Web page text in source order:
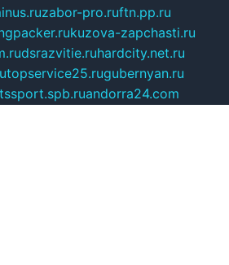
zabor-pro.ruftn.pp.ru
kuzova-zapchasti.ru
dsrazvitie.ruhardcity.net.ru
topservice25.rugubernyan.ru
tssport.spb.ruandorra24.com